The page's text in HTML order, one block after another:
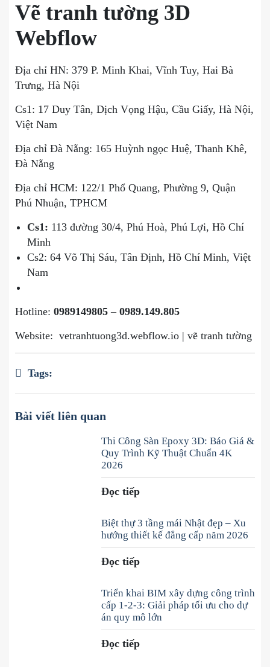
Vẽ tranh tường 3D
Webflow
Địa chỉ HN: 379 P. Minh Khai, Vĩnh Tuy, Hai Bà
Trưng, Hà Nội
Cs1: 17 Duy Tân, Dịch Vọng Hậu, Cầu Giấy, Hà Nội,
Việt Nam
Địa chỉ Đà Nẵng: 165 Huỳnh ngọc Huệ, Thanh Khê,
Đà Nẵng
Địa chỉ HCM: 122/1 Phổ Quang, Phường 9, Quận
Phú Nhuận, TPHCM
Cs1: 113 đường 30/4, Phú Hoà, Phú Lợi, Hồ Chí
Minh
Cs2: 64 Võ Thị Sáu, Tân Định, Hồ Chí Minh, Việt
Nam
Hotline: 0989149805– 0989.149.805
Website: vetranhtuong3d.webflow.io | vẽ tranh tường
Tags:
Bài viết liên quan
Thi Công Sàn Epoxy 3D: Báo Giá &
Quy Trình Kỹ Thuật Chuẩn 4K
2026
Đọc tiếp
Biệt thự 3 tầng mái Nhật đẹp – Xu
hướng thiết kế đẳng cấp năm 2026
Đọc tiếp
Triển khai BIM xây dựng công trình
cấp 1-2-3: Giải pháp tối ưu cho dự
án quy mô lớn
Đọc tiếp